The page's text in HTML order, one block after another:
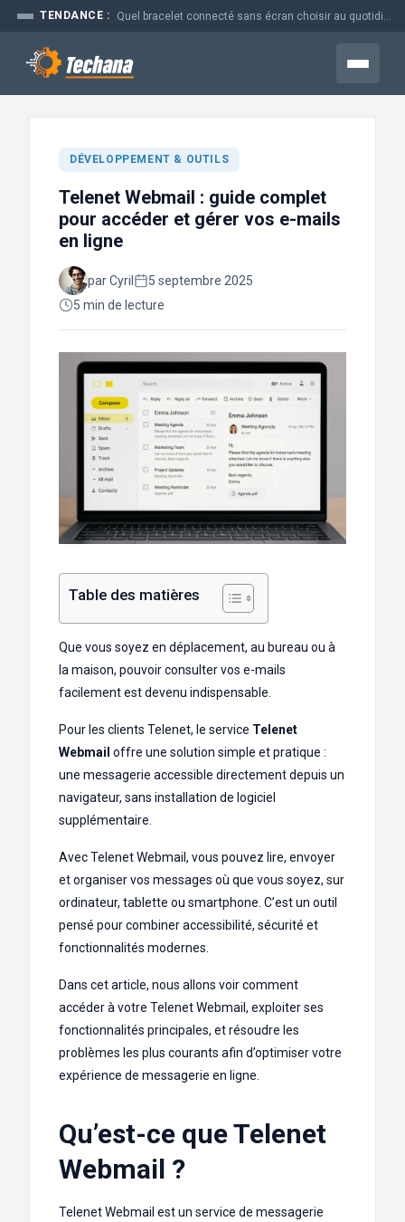
Aller
contenu
TENDANCE :
Menu
DÉVELOPPEMENT & OUTILS
Telenet Webmail : guide complet
pour accéder et gérer vos e-mails
en ligne
par Cyril
5 septembre 2025
5 min de lecture
Table des matières
Que vous soyez en déplacement, au bureau ou à
la maison, pouvoir consulter vos e-mails
facilement est devenu indispensable.
Pour les clients Telenet, le service Telenet
Webmail offre une solution simple et pratique :
une messagerie accessible directement depuis un
navigateur, sans installation de logiciel
supplémentaire.
Avec Telenet Webmail, vous pouvez lire, envoyer
et organiser vos messages où que vous soyez, sur
ordinateur, tablette ou smartphone. C’est un outil
pensé pour combiner accessibilité, sécurité et
fonctionnalités modernes.
Dans cet article, nous allons voir comment
accéder à votre Telenet Webmail, exploiter ses
fonctionnalités principales, et résoudre les
problèmes les plus courants afin d’optimiser votre
expérience de messagerie en ligne.
Qu’est-ce que Telenet
Webmail ?
Telenet Webmail est un service de messagerie